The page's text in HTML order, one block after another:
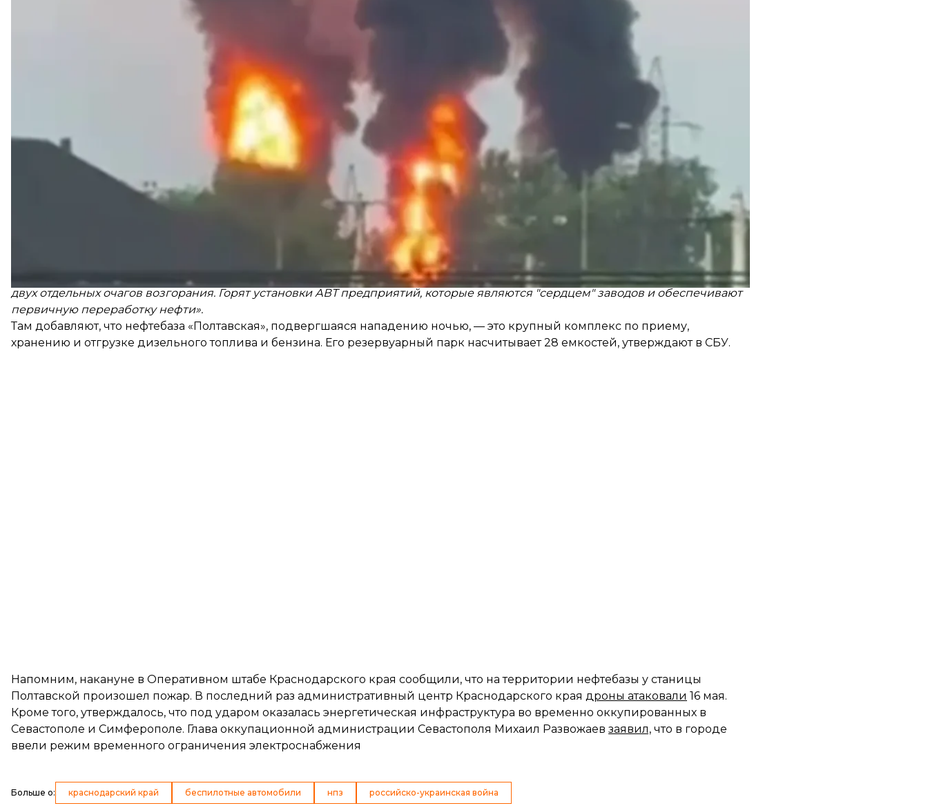
«Выполняем план наших дальнобойных санкций. Спасибо всем украинским воинам, которые обеспечивают нашу точность.
россиянам стоит думать о настоящей дипломатии, а не пытаться снова кого-нибудь обмануть или выиграть время. Войну
заявил Зеленский.
в СБУ, НПЗ в республике Башкортостан являются важными элементами топливно-энергетического
«После взрывов на этих объектах возникли пожары. Имеющиеся медиаматериалы подтверждают не менее
двух отдельных очагов возгорания. Горят установки АВТ предприятий, которые являются "сердцем" заводов и обеспечивают
первичную переработку нефти».
Там добавляют, что нефтебаза «Полтавская», подвергшаяся нападению ночью, — это крупный комплекс по приему,
хранению и отгрузке дизельного топлива и бензина. Его резервуарный парк насчитывает 28 емкостей, утверждают в СБУ.
Напомним, накануне в Оперативном штабе Краснодарского края сообщили, что на территории нефтебазы у станицы
Полтавской произошел пожар. В последний раз административный центр Краснодарского края дроны атаковали 16 мая.
Кроме того, утверждалось, что под ударом оказалась энергетическая инфраструктура во временно оккупированных в
Севастополе и Симферополе. Глава оккупационной администрации Севастополя Михаил Развожаев заявил, что в городе
ввели режим временного ограничения электроснабжения
Больше о: краснодарский край беспилотные автомобили нпз российско-украинская война